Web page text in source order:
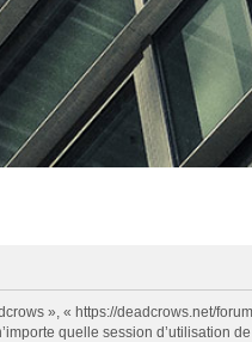
», « https://deadcrows.net/
quelle session d’utilisation